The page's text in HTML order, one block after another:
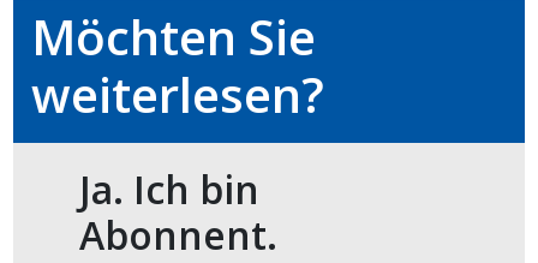
Möchten Sie
weiterlesen?
Ja. Ich bin
Abonnent.